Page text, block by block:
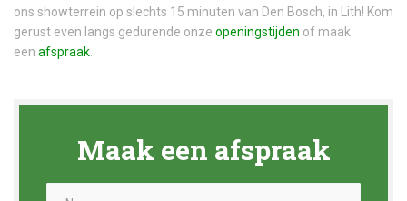
ons showterrein op slechts 15 minuten van Den Bosch, in Lith! Kom
gerust even langs gedurende onze openingstijden of maak
een afspraak
Maak een afspraak